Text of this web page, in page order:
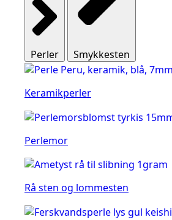
Perler Smykkesten
Keramikperler
Perlemor
Rå sten og lommesten